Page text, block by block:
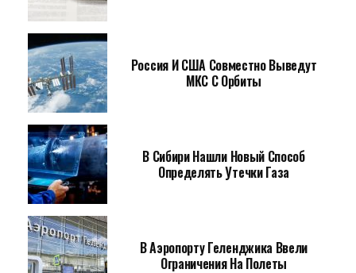
Россия И США Совместно Выведут
МКС С Орбиты
В Сибири Нашли Новый Способ
Определять Утечки Газа
В Аэропорту Геленджика Ввели
Ограничения На Полеты